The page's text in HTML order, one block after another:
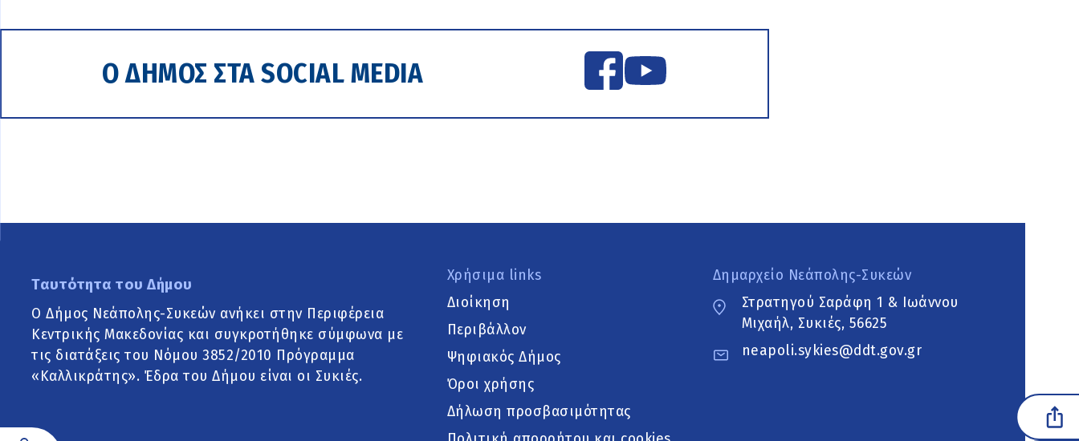
Ο ΔΗΜΟΣ ΣΤΑ SOCIAL MEDIA
Ταυτότητα του Δήμου
Ο Δήμος Νεάπολης-Συκεών ανήκει στην Περιφέρεια
Κεντρικής Μακεδονίας και συγκροτήθηκε σύμφωνα με
τις διατάξεις του Νόμου 3852/2010 Πρόγραμμα
«Καλλικράτης». Έδρα του Δήμου είναι οι Συκιές.
Χρήσιμα links
Διοίκηση
Περιβάλλον
Ψηφιακός Δήμος
Όροι χρήσης
Δήλωση προσβασιμότητας
Δημαρχείο Νεάπολης-Συκεών
Στρατηγού Σαράφη 1 & Ιωάννου
Μιχαήλ, Συκιές, 56625
neapoli.sykies@ddt.gov.gr